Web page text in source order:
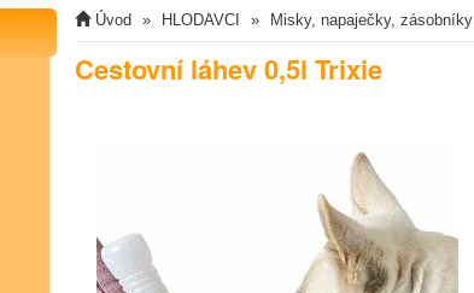
Úvod HLODAVCI Misky, napaječky, zásobníky
Cestovní láhev 0,5l Trixie